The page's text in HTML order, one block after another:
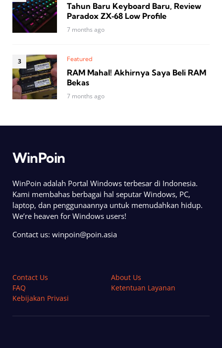
Tahun Baru Keyboard Baru, Review
Paradox ZX‑68 Low Profile
7 months ago
Featured
RAM Mahal! Akhirnya Saya Beli RAM
Bekas
7 months ago
WinPoin
WinPoin adalah Portal Windows terbesar di Indonesia.
Kami membahas berbagai hal seputar Windows, PC,
laptop, dan penggunaannya untuk memudahkan hidup.
We’re heaven for Windows users!
Contact us: winpoin@poin.asia
Contact Us
About Us
FAQ
Ketentuan Layanan
Kebijakan Privasi